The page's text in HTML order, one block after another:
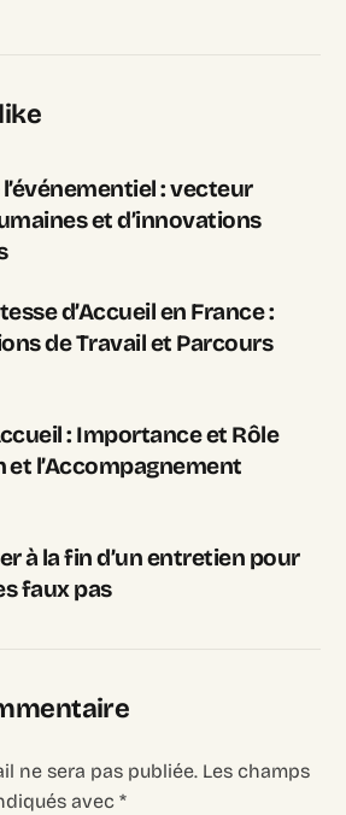
: vecteur
et d’innovations
d’Accueil en France :
de Travail et Parcours
: Importance et Rôle
et l’Accompagnement
à la fin d’un entretien pour
faux pas
ne sera pas publiée. Les champs
avec*